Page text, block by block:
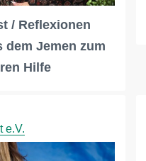
/ Reflexionen
dem Jemen zum
Hilfe
e.V.